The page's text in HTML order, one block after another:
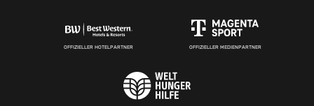
OFFIZIELLER HOTELPARTNER OFFIZIELLER MEDIENPARTNER